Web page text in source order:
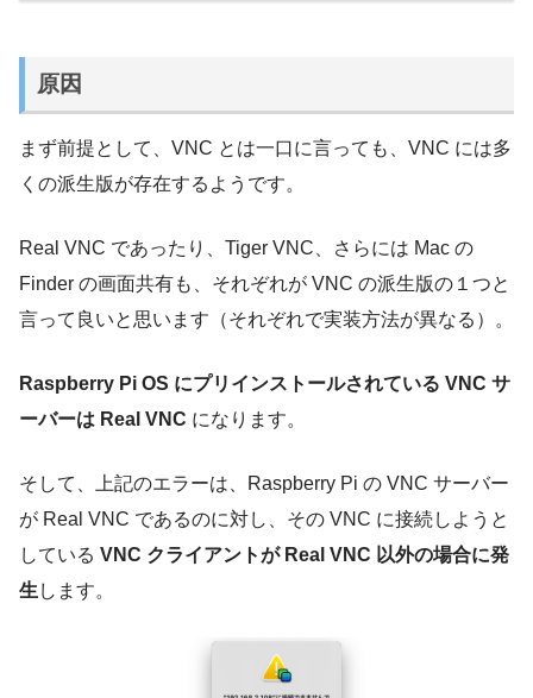
原因
まず前提として、VNC とは一口に言っても、VNC には多
くの派生版が存在するようです。
Real VNC であったり、Tiger VNC、さらには Mac の
Finder の画面共有も、それぞれが VNC の派生版の１つと
言って良いと思います（それぞれで実装方法が異なる）。
Raspberry Pi OS にプリインストールされている VNC サ
ーバーは Real VNC になります。
そして、上記のエラーは、Raspberry Pi の VNC サーバー
が Real VNC であるのに対し、その VNC に接続しようと
している VNC クライアントが Real VNC 以外の場合に発
生 します。